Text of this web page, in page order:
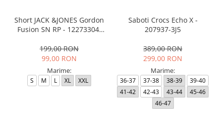
Short JACK &JONES Gordon
Fusion SN RP - 12273304-
199,00 RON
99,00 RON
Marime:
S M L XL XXL
Saboti Crocs Echo X -
207937-3J5
389,00 RON
299,00 RON
Marime:
36-37 37-38 38-39
39-40
41-42
42-43 43-44
45-46
46-47